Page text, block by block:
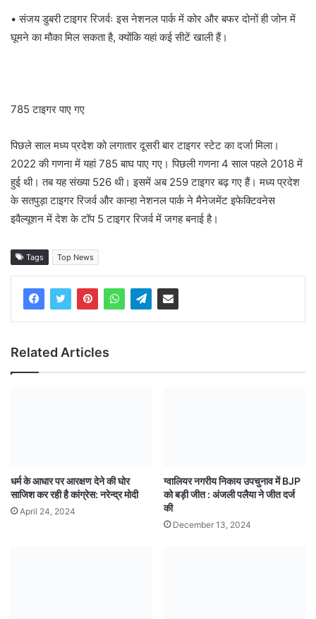
• संजय डुबरी टाइगर रिजर्वः इस नेशनल पार्क में कोर और बफर दोनों ही जोन में
घूमने का मौका मिल सकता है, क्योंकि यहां कई सीटें खाली हैं।
785 टाइगर पाए गए
पिछले साल मध्य प्रदेश को लगातार दूसरी बार टाइगर स्टेट का दर्जा मिला।
2022 की गणना में यहां 785 बाघ पाए गए। पिछली गणना 4 साल पहले 2018 में
हुई थी। तब यह संख्या 526 थी। इसमें अब 259 टाइगर बढ़ गए हैं। मध्य प्रदेश
के सतपुड़ा टाइगर रिजर्व और कान्हा नेशनल पार्क ने मैनेजमेंट इफेक्टिवनेस
इवैल्यूशन में देश के टॉप 5 टाइगर रिजर्व में जगह बनाई है।
Tags Top News
Related Articles
धर्म के आधार पर आरक्षण देने की घोर
साजिश कर रही है कांग्रेस: नरेन्द्र मोदी
April 24, 2024
ग्वालियर नगरीय निकाय उपचुनाव में BJP
को बड़ी जीत : अंजली पलैया ने जीत दर्ज
की
December 13, 2024